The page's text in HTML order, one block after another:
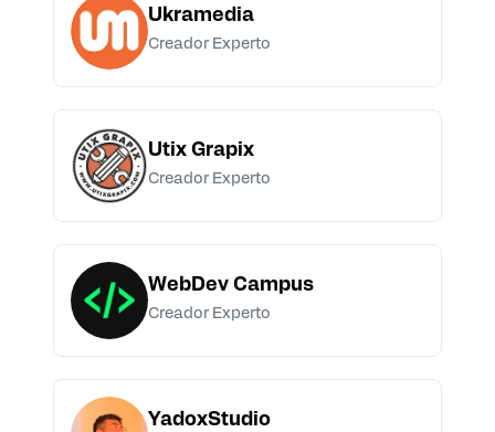
Ukramedia
Creador Experto
Utix Grapix
Creador Experto
WebDev Campus
Creador Experto
YadoxStudio